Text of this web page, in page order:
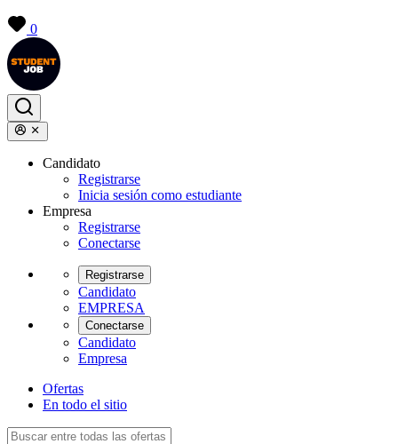
0
Candidato
Registrarse
Inicia sesión como estudiante
Empresa
Registrarse
Conectarse
Registrarse
Candidato
EMPRESA
Conectarse
Candidato
Empresa
Ofertas
En todo el sitio